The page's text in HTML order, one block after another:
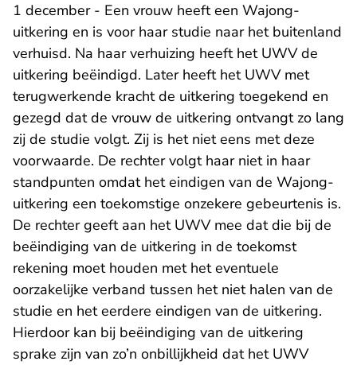
1 december - Een vrouw heeft een Wajong-
uitkering en is voor haar studie naar het buitenland
verhuisd. Na haar verhuizing heeft het UWV de
uitkering beëindigd. Later heeft het UWV met
terugwerkende kracht de uitkering toegekend en
gezegd dat de vrouw de uitkering ontvangt zo lang
zij de studie volgt. Zij is het niet eens met deze
voorwaarde. De rechter volgt haar niet in haar
standpunten omdat het eindigen van de Wajong-
uitkering een toekomstige onzekere gebeurtenis is.
De rechter geeft aan het UWV mee dat die bij de
beëindiging van de uitkering in de toekomst
rekening moet houden met het eventuele
oorzakelijke verband tussen het niet halen van de
studie en het eerdere eindigen van de uitkering.
Hierdoor kan bij beëindiging van de uitkering
sprake zijn van zo’n onbillijkheid dat het UWV